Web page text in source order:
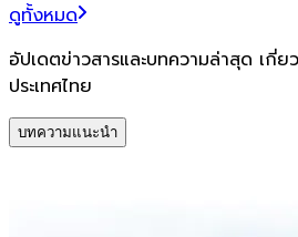
ดูทั้งหมด
อัปเดตข่าวสารและบทความล่าสุด เกี่
ประเทศไทย
บทความแนะนำ